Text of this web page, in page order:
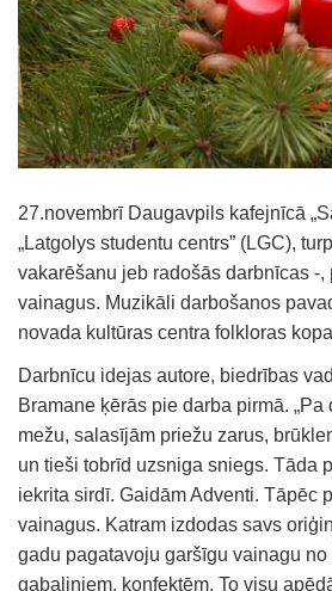
27.novembrī Daugavpils kafejnīcā
„Latgolys studentu centrs” (LGC),
vakarēšanu jeb radošās darbnīcas -,
vainagus. Muzikāli darbošanos
novada kultūras centra folkloras kopa
Darbnīcu idejas autore, biedrības
Bramane ķērās pie darba pirmā.
mežu, salasījām priežu zarus,
un tieši tobrīd uzsniga sniegs. Tāda
iekrita sirdī. Gaidām Adventi. Tāpēc
vainagus. Katram izdodas savs
gadu pagatavoju garšīgu vainagu
gabaliņiem, konfektēm. To visu